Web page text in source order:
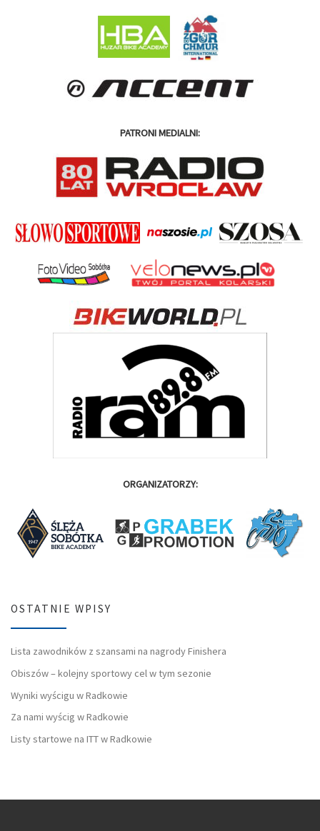
PATRONI MEDIALNI:
ORGANIZATORZY:
OSTATNIE WPISY
Lista zawodników z szansami na nagrody Finishera
Obiszów – kolejny sportowy cel w tym sezonie
Wyniki wyścigu w Radkowie
Za nami wyścig w Radkowie
Listy startowe na ITT w Radkowie